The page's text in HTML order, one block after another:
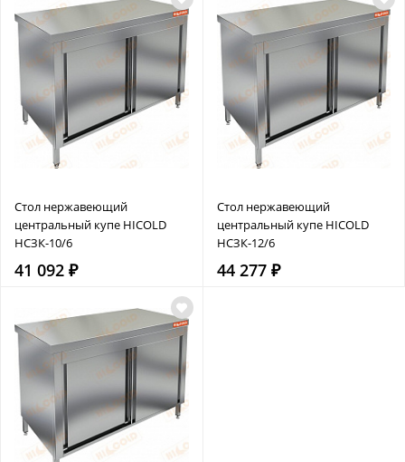
Стол нержавеющий
центральный купе HICOLD
НСЗК-10/6
41 092 ₽
Стол нержавеющий
центральный купе HICOLD
НСЗК-12/6
44 277 ₽